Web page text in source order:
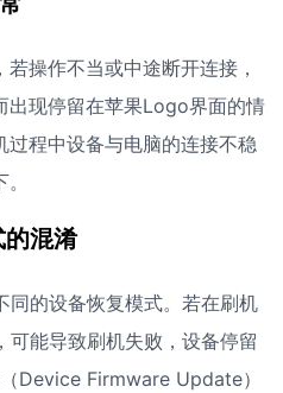
操作不当或中途断开连接，
出现停留在苹果Logo界面的情
程中设备与电脑的连接不稳
混淆
同的设备恢复模式。若在刷机
能导致刷机失败，设备停留
Device Firmware Update）